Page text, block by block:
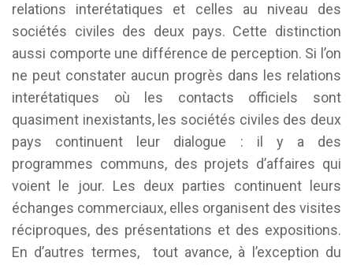
relations interétatiques et celles au niveau des
sociétés civiles des deux pays. Cette distinction
aussi comporte une différence de perception. Si l’on
ne peut constater aucun progrès dans les relations
interétatiques où les contacts officiels sont
quasiment inexistants, les sociétés civiles des deux
pays continuent leur dialogue : il y a des
programmes communs, des projets d’affaires qui
voient le jour. Les deux parties continuent leurs
échanges commerciaux, elles organisent des visites
réciproques, des présentations et des expositions.
En d’autres termes, tout avance, à l’exception du